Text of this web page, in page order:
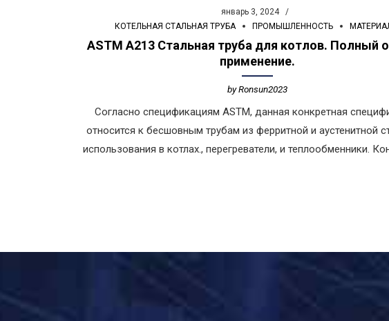
январь 3, 2024
КОТЕЛЬНАЯ СТАЛЬНАЯ ТРУБА
ПРОМЫШЛЕННОСТЬ
ASTM A213 Стальная труба для котлов. Полный
применение.
by Ronsun2023
Согласно спецификациям ASTM, данная конкретная
относится к бесшовным трубам из ферритной и аустенитной
использования в котлах., перегреватели, и теплообменники.
наряду с минимальной и средней толщиной.